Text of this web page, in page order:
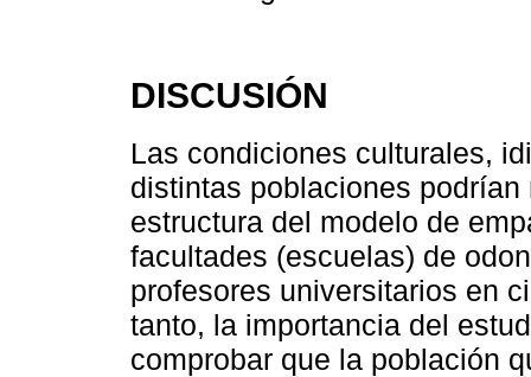
DISCUSIÓN
Las condiciones culturales,
distintas poblaciones
estructura del modelo de
facultades (escuelas) de
profesores universitarios en
tanto, la importancia del
comprobar que la población